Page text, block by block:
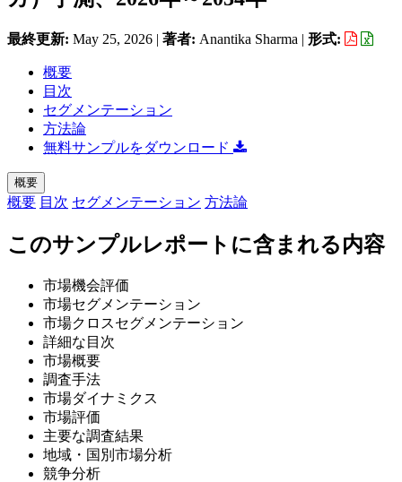
最終更新: May 25, 2026 | 著者: Anantika Sharma | 形式:
概要
目次
セグメンテーション
方法論
無料サンプルをダウンロード
概要
概要 目次 セグメンテーション 方法論
このサンプルレポートに含まれる内容
市場機会評価
市場セグメンテーション
市場クロスセグメンテーション
詳細な目次
市場概要
調査手法
市場ダイナミクス
市場評価
主要な調査結果
地域・国別市場分析
競争分析